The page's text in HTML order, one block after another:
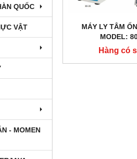
QUỐC
VẬT
- MOMEN
MÁY LY TÂM
MODEL:
Hàng có